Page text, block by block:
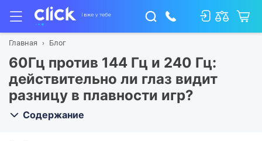
Главная Блог
60Гц против 144 Гц и 240 Гц:
действительно ли глаз видит
разницу в плавности игр?
Содержание